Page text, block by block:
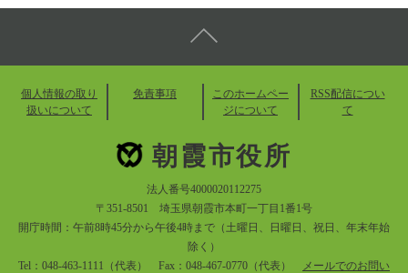
個人情報の取り
扱いについて
免責事項
このホームペー
ジについて
RSS配信につい
て
朝霞市役所
法人番号4000020112275
〒351-8501 埼玉県朝霞市本町一丁目1番1号
開庁時間：午前8時45分から午後4時まで（土曜日、日曜日、祝日、年末年始
除く）
Tel：048-463-1111（代表） Fax：048-467-0770（代表）
メールでのお問い